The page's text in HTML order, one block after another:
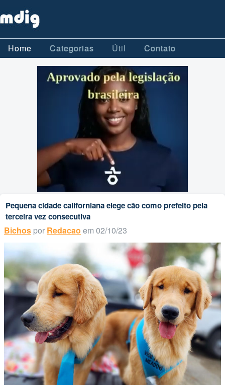
Home Categorias Útil Contato
Pequena cidade californiana elege cão como prefeito pela
terceira vez consecutiva
Bichos por Redacao em 02/10/23